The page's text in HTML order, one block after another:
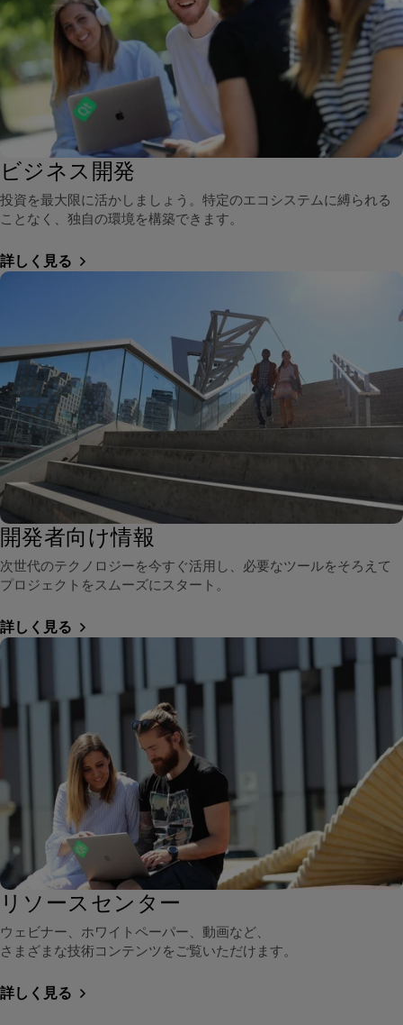
ビジネス開発
投資を最大限に活かしましょう。特定のエコシステムに縛られる
ことなく、独自の環境を構築できます。
詳しく見る
開発者向け情報
次世代のテクノロジーを今すぐ活用し、必要なツールをそろえて
プロジェクトをスムーズにスタート。
詳しく見る
リソースセンター
ウェビナー、ホワイトペーパー、動画など、
さまざまな技術コンテンツをご覧いただけます。
詳しく見る